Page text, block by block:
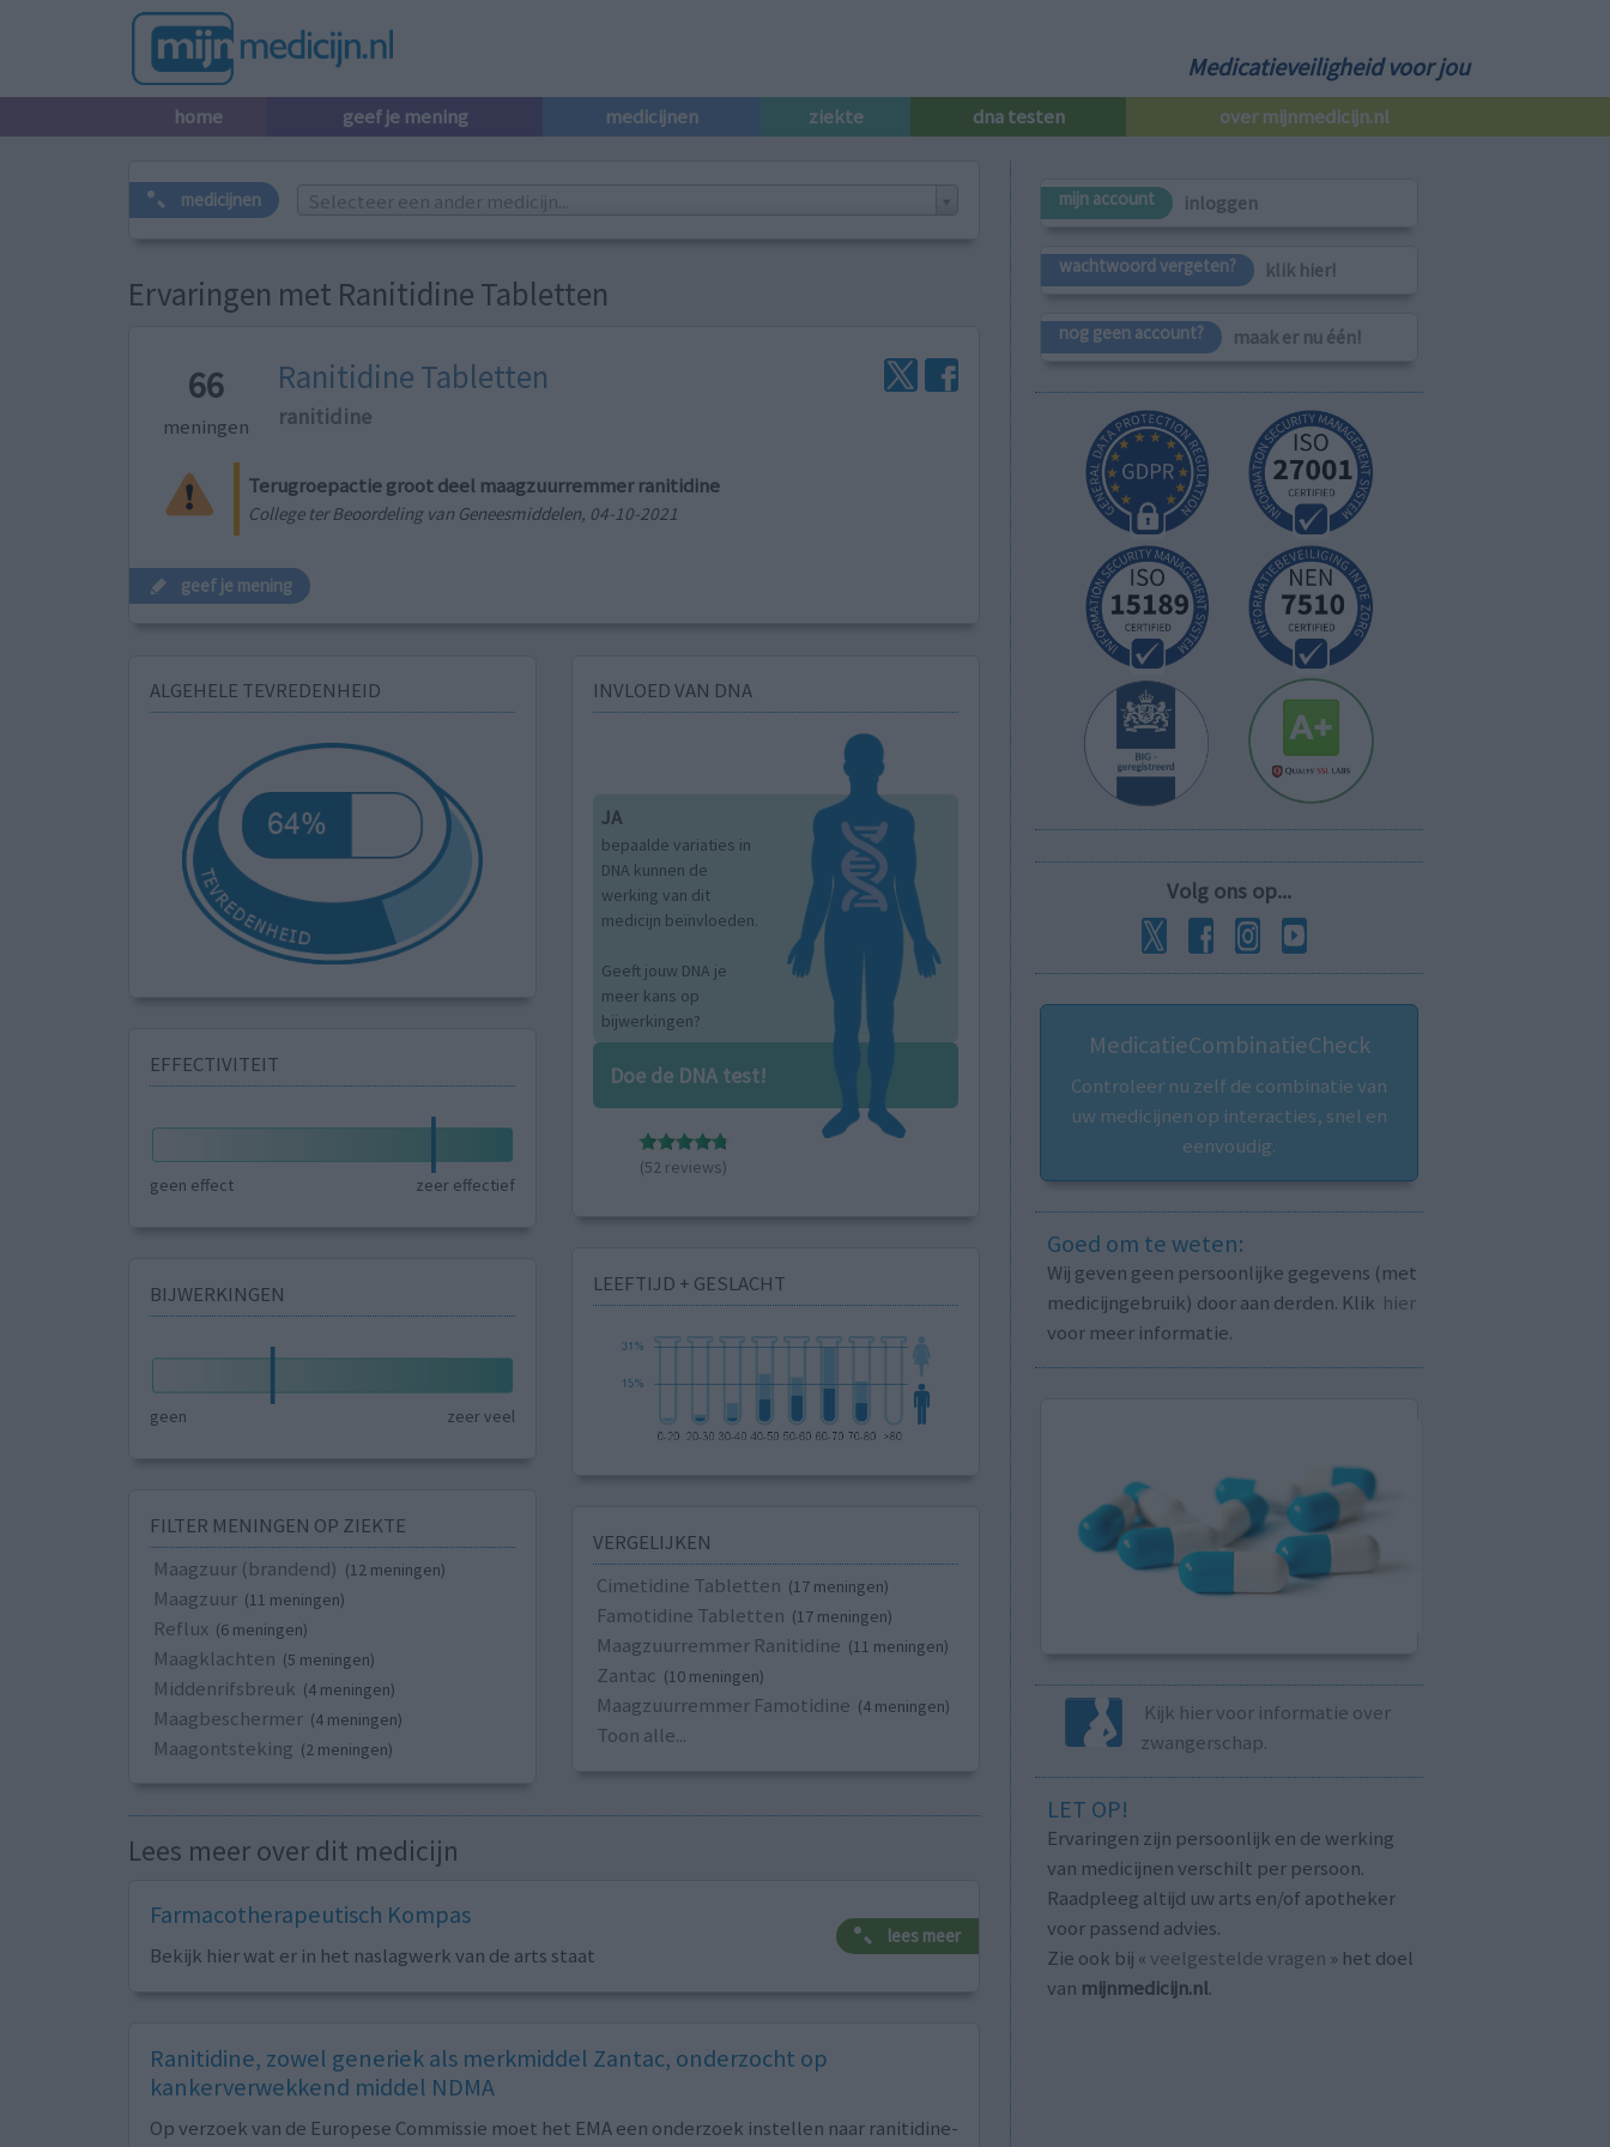
Medicatieveiligheid voor jou
home geef je mening medicijnen ziekte dna testen over mijnmedicijn.nl
medicijnen Selecteer een ander medicijn...
Ervaringen met Ranitidine Tabletten
66
meningen
Ranitidine Tabletten
ranitidine
Terugroepactie groot deel maagzuurremmer ranitidine
College ter Beoordeling van Geneesmiddelen, 04-10-2021
geef je mening
ALGEHELE TEVREDENHEID
EFFECTIVITEIT
geen effect zeer effectief
BIJWERKINGEN
geen zeer veel
FILTER MENINGEN OP ZIEKTE
Maagzuur (brandend) (12 meningen)
Maagzuur (11 meningen)
Reflux (6 meningen)
Maagklachten (5 meningen)
Middenrifsbreuk (4 meningen)
Maagbeschermer (4 meningen)
Maagontsteking (2 meningen)
INVLOED VAN DNA
JA
bepaalde variaties in
DNA kunnen de
werking van dit
medicijn beïnvloeden.
Geeft jouw DNA je
meer kans op
bijwerkingen?
Doe de DNA test!
(52 reviews)
LEEFTIJD + GESLACHT
VERGELIJKEN
Cimetidine Tabletten (17 meningen)
Famotidine Tabletten (17 meningen)
Maagzuurremmer Ranitidine (11 meningen)
Zantac (10 meningen)
Maagzuurremmer Famotidine (4 meningen)
Toon alle...
Lees meer over dit medicijn
Farmacotherapeutisch Kompas
Bekijk hier wat er in het naslagwerk van de arts staat
lees meer
Ranitidine, zowel generiek als merkmiddel Zantac, onderzocht op
kankerverwekkend middel NDMA
Op verzoek van de Europese Commissie moet het EMA een onderzoek instellen naar ranitidine-
mijn account inloggen
wachtwoord vergeten? klik hier!
nog geen account? maak er nu één!
Volg ons op...
MedicatieCombinatieCheck
Controleer nu zelf de combinatie van
uw medicijnen op interacties, snel en
eenvoudig.
Goed om te weten:
Wij geven geen persoonlijke gegevens (met
medicijngebruik) door aan derden. Klik hier
voor meer informatie.
Kijk hier voor informatie over
zwangerschap.
LET OP!
Ervaringen zijn persoonlijk en de werking
van medicijnen verschilt per persoon.
Raadpleeg altijd uw arts en/of apotheker
voor passend advies.
Zie ook bij « veelgestelde vragen » het doel
van mijnmedicijn.nl.